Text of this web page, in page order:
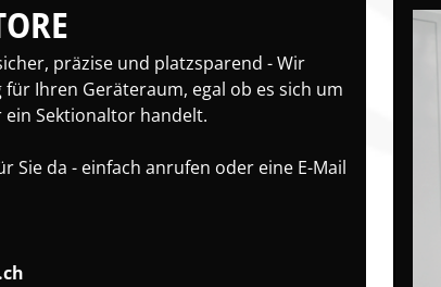
präzise und platzsparend - Wir
Ihren Geräteraum, egal ob es sich um
Sektionaltor handelt.
Sie da - einfach anrufen oder eine E-Mail